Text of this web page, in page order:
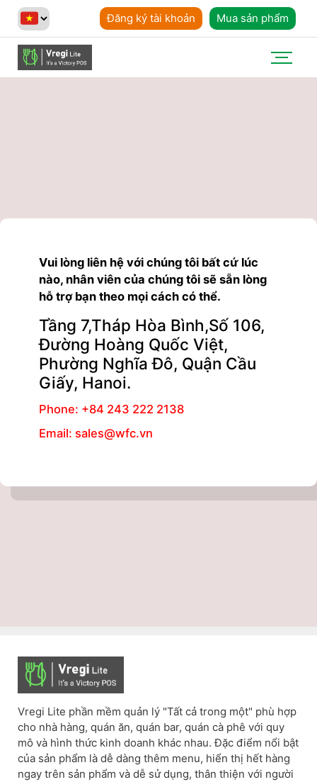
Đăng ký tài khoản Mua sản phẩm
Vui lòng liên hệ với chúng tôi bất cứ lúc
nào, nhân viên của chúng tôi sẽ sẵn lòng
hỗ trợ bạn theo mọi cách có thể.
Tầng 7,Tháp Hòa Bình,Số 106,
Đường Hoàng Quốc Việt,
Phường Nghĩa Đô, Quận Cầu
Giấy, Hanoi.
Phone: +84 243 222 2138
Email: sales@wfc.vn
Vregi Lite phần mềm quản lý "Tất cả trong một" phù hợp
cho nhà hàng, quán ăn, quán bar, quán cà phê với quy
mô và hình thức kinh doanh khác nhau. Đặc điểm nổi bật
của sản phẩm là dễ dàng thêm menu, hiển thị hết hàng
ngay trên sản phẩm và dễ sử dụng, thân thiện với người